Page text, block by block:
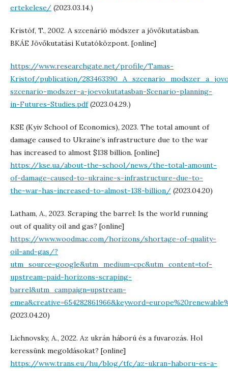
ertekelese/ (2023.03.14.)
Kristóf, T., 2002. A szcenárió módszer a jövőkutatásban.
BKÁE Jövőkutatási Kutatóközpont. [online]
https://www.researchgate.net/profile/Tamas-
Kristof/publication/
szcenario-modszer-a-joevokutatasban-Scenario-planning-
in-Futures-Studies.pdf(2023.04.29.)
KSE (Kyiv School of Economics), 2023. The total amount of
damage caused to Ukraine’s infrastructure due to the war
has increased to almost $138 billion. [online]
https://kse.ua/about-the-school/news/the-total-amount-
of-damage-caused-to-ukraine-s-infrastructure-due-to-
the-war-has-increased-to-almost-138-billion/ (2023.04.20)
Latham, A., 2023. Scraping the barrel: Is the world running
out of quality oil and gas? [online]
https://www.woodmac.com/horizons/shortage-of-quality-
oil-and-gas/?
utm_source=google&utm_medium=cpc&utm_content=tof-
upstream-paid-horizons-scraping-
barrel&utm_campaign=upstream-
(2023.04.20)
Lichnovsky, A., 2022. Az ukrán háború és a fuvarozás. Hol
keressünk megoldásokat? [online]
https://www.trans.eu/hu/blog/tfc/az-ukran-haboru-es-a-